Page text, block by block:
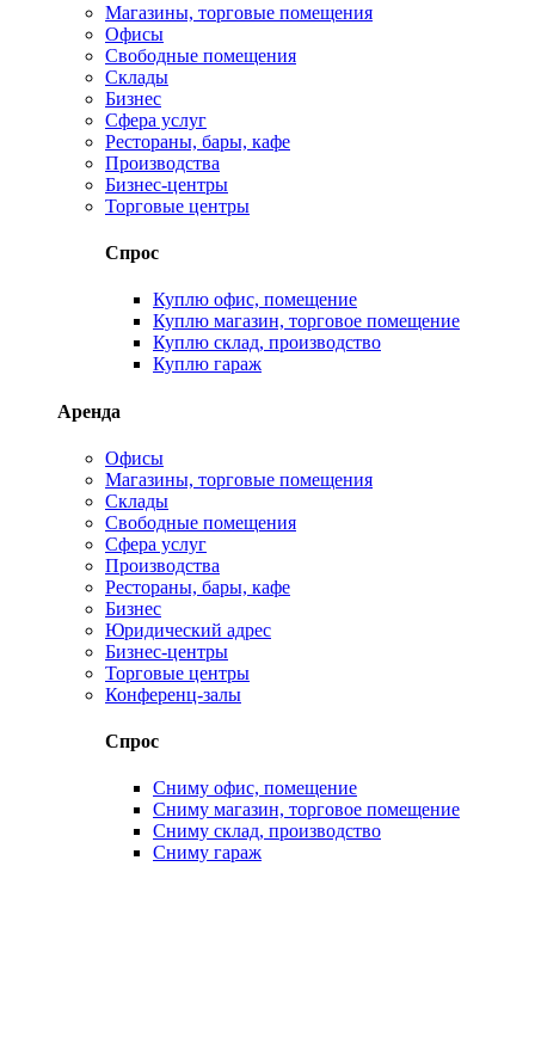
Магазины, торговые помещения
Офисы
Свободные помещения
Склады
Бизнес
Сфера услуг
Рестораны, бары, кафе
Производства
Бизнес-центры
Торговые центры
Спрос
Куплю офис, помещение
Куплю магазин, торговое помещение
Куплю склад, производство
Куплю гараж
Аренда
Офисы
Магазины, торговые помещения
Склады
Свободные помещения
Сфера услуг
Производства
Рестораны, бары, кафе
Бизнес
Юридический адрес
Бизнес-центры
Торговые центры
Конференц-залы
Спрос
Сниму офис, помещение
Сниму магазин, торговое помещение
Сниму склад, производство
Сниму гараж